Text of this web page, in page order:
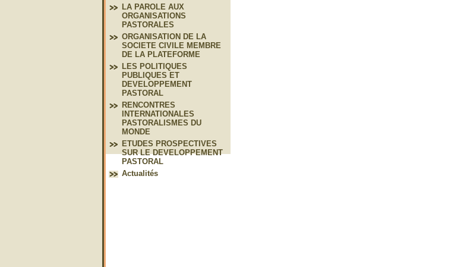
LA PAROLE AUX
ORGANISATIONS
PASTORALES
ORGANISATION DE LA
SOCIETE CIVILE MEMBRE
DE LA PLATEFORME
LES POLITIQUES
PUBLIQUES ET
DEVELOPPEMENT
PASTORAL
RENCONTRES
INTERNATIONALES
PASTORALISMES DU
MONDE
ETUDES PROSPECTIVES
SUR LE DEVELOPPEMENT
PASTORAL
Actualités